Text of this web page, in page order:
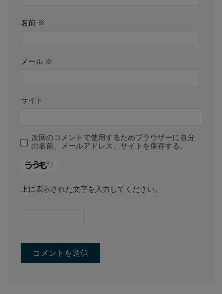
名前 ※
メール ※
サイト
次回のコメントで使用するためブラウザーに自分
の名前、メールアドレス、サイトを保存する。
上に表示された文字を入力してください。